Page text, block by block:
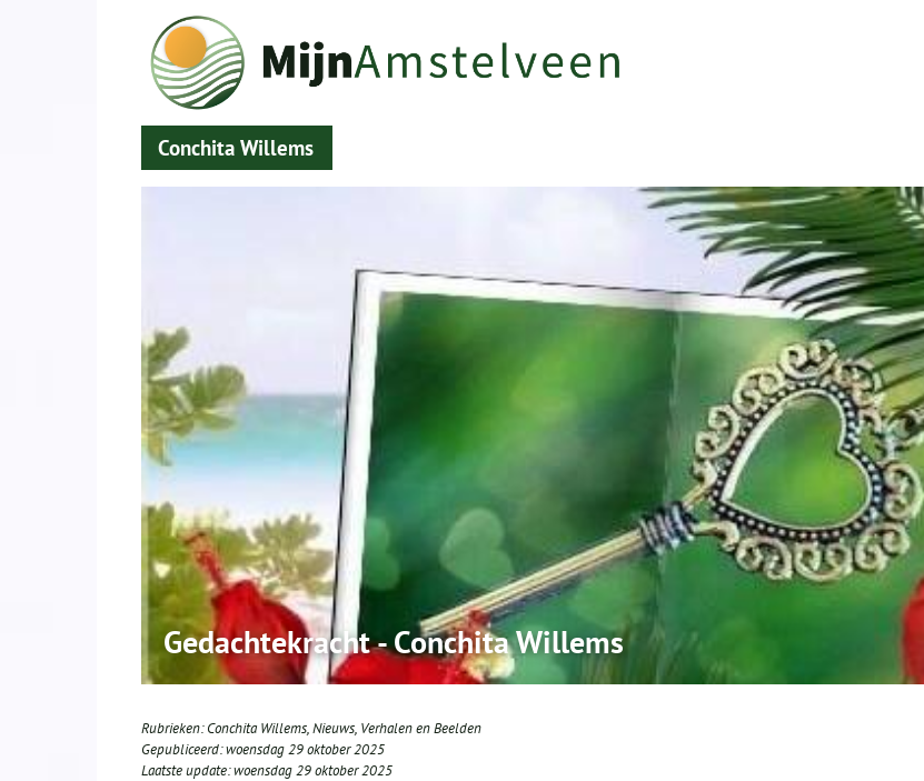
Conchita Willems
Gedachtekracht - Conchita Willems
Rubrieken:Conchita Willems,Nieuws, Verhalen en Beelden
Gepubliceerd:woensdag 29 oktober 2025
Laatste update:woensdag 29 oktober 2025